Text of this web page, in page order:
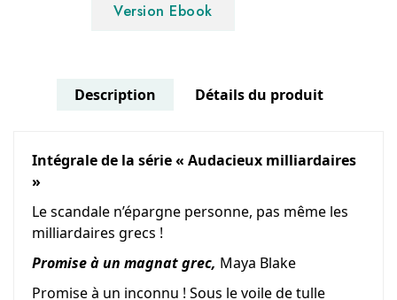
Version Ebook
Description Détails du produit
Intégrale de la série « Audacieux milliardaires
»
Le scandale n’épargne personne, pas même les
milliardaires grecs !
Promise à un magnat grec, Maya Blake
Promise à un inconnu ! Sous le voile de tulle